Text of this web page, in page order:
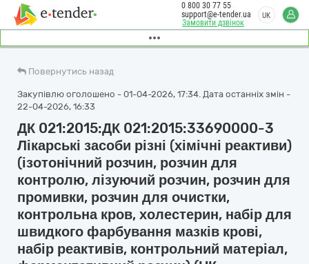
Замовити дзвінок
0 800 30 77 55
support@e-tender.ua
UK
Повернутись назад
Закупівлю оголошено - 01-04-2026, 17:34. Дата останніх змін -
22-04-2026, 16:33
ДК 021:2015:ДК 021:2015:33690000-3
Лікарські засоби різні (хімічні реактиви)
(ізотонічний розчин, розчин для
контролю, лізуючий розчин, розчин для
промивки, розчин для очистки,
контрольна кров, холестерин, набір для
швидкого фарбування мазків крові,
набір реактивів, контрольний матеріал,